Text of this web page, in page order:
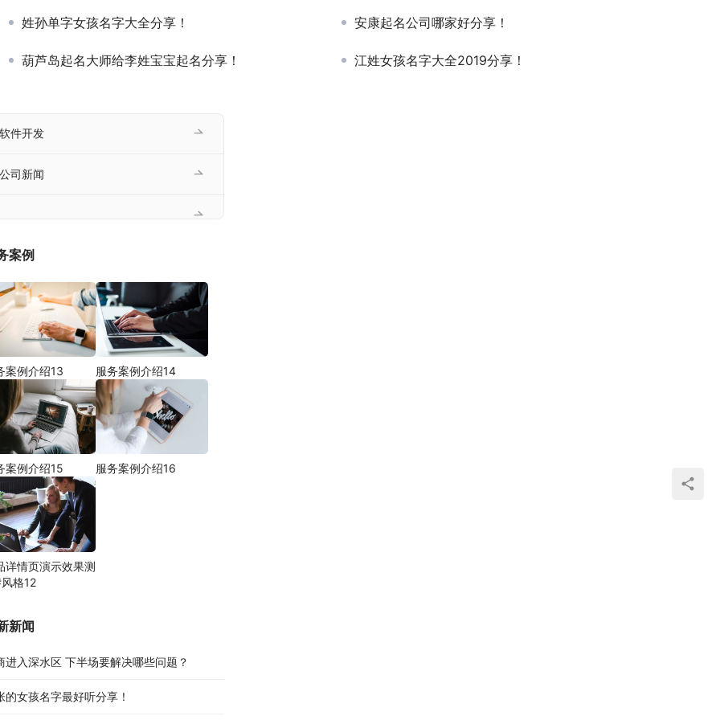
姓孙单字女孩名字大全分享！ 安康起名公司哪家好分享！
葫芦岛起名大师给李姓宝宝起名分享！ 江姓女孩名字大全2019分享！
软件开发
公司新闻
案例
案例介绍13 服务案例介绍14
案例介绍15 服务案例介绍16
详情页演示效果测
格12
新闻
进入深水区 下半场要解决哪些问题？
的女孩名字最好听分享！